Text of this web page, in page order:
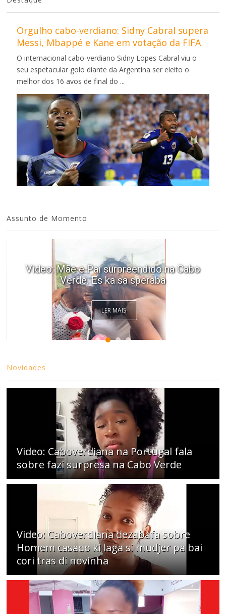
Orgulho cabo-verdiano: Sidny Cabral supera
Messi, Mbappé e Kane em votação da FIFA
O internacional cabo-verdiano Sidny Lopes Cabral viu o
seu espetacular golo diante da Argentina ser eleito o
melhor dos 16 avos de final do ...
Assunto de Momento
Video: Mãe e Pai surpreendido na Cabo
Verde. Es ka sa speraba
LER MAIS
Novidades
Video: Caboverdiana na Portugal fala
sobre fazi surpresa na Cabo Verde
Video: Caboverdiana dezabafa sobre
Homem casado ki laga si mudjer pa bai
cori tras di novinha